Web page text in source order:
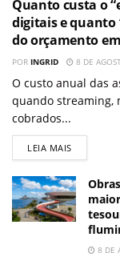
Quanto custa o
digitais e quanto
do orçamento
POR INGRID 8 DE
O custo anual das
quando streaming,
cobrados...
LEIA MAIS
8 DE